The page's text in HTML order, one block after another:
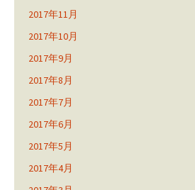
2017年11月
2017年10月
2017年9月
2017年8月
2017年7月
2017年6月
2017年5月
2017年4月